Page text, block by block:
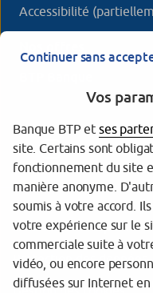
Accessibilité
Garantie des Dépôts
Protection des données
Continuer sans
Vos
Banque BTP etses
site. Certains sont
fonctionnement du site
manière anonyme.
soumis à votre accord.
votre expérience sur le
commerciale suite à
vidéo, ou encore
diffusées sur Internet